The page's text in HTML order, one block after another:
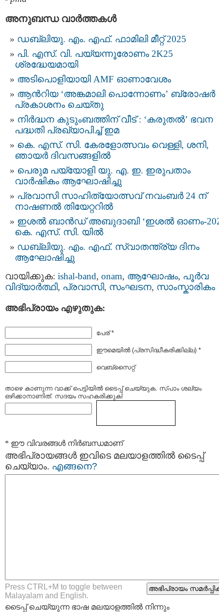
അനുബന്ധ വാര്‍ത്തകള്‍
ഡബ്ലിയു. എം. എഫ്. ഫാമിലി മീറ്റ് 2025
പി. എസ്. വി. പയ്യന്നൂരോണം 2K25
ശ്രദ്ധേയമായി
അടിപൊളിയായി AMF ഓണാവേശം
ആൻറിയ ‘അങ്കമാലി പൊന്നോണം’ ബ്രോഷർ
പ്രകാശനം ചെയ്തു
നിർദ്ധന കുടുംബത്തിന് വീട് : ‘കരുതൽ’ ഭവന
പദ്ധതി പ്രഖ്യാപിച്ച് ഇമ
കെ. എസ്. സി. കേരളോത്സവം വെള്ളി, ശനി,
ഞായർ ദിവസങ്ങളിൽ
പെരുമ പയ്യോളി യു. എ. ഇ. ഇരുപതാം
വാർഷികം ആഘോഷിച്ചു
പ്രവാസി സാഹിത്യോത്സവ് നവംബര്‍ 24 ന്
നാഷണല്‍ തിയേറ്ററില്‍
ഇശല്‍ ബാന്‍ഡ് അബുദാബി ‘ഇശല്‍ ഓണം-
കെ. എസ്. സി. യിൽ
ഡബ്ലിയു. എം. എഫ്. സ്വാതന്ത്ര്യ ദിനം
ആഘോഷിച്ചു
വായിക്കുക: ishal-band, onam, ആഘോഷം, പൂര്‍വ
വിദ്യാര്‍ത്ഥി, പ്രവാസി, സംഘടന, സാംസ്കാരികം
അഭിപ്രായം എഴുതുക:
പേര് *
ഈമെയില്‍ (പ്രസിദ്ധീകരിക്കില്ല) *
വെബ്സൈറ്റ്
താഴെ കാണുന്ന വാക്ക് പെട്ടിയില്‍ ടൈപ്പ്‌ ചെയ്യുക. സ്പാം ശല്യം
ഒഴിക്കാനാണിത്. സദയം സഹകരിക്കുക!
* ഈ വിവരങ്ങള്‍ നിര്‍ബന്ധമാണ്
അഭിപ്രായങ്ങള്‍ ഇവിടെ മലയാളത്തില്‍ ടൈപ്പ്
ചെയ്യാം. എങ്ങനെ?
Press CTRL+M to toggle between
Malayalam and English.
ടൈപ്പ്‌ ചെയ്യുന്ന ഭാഷ മലയാളത്തില്‍ നിന്നും